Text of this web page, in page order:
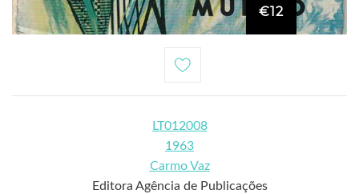
€12
LT012008
1963
Carmo Vaz
Editora Agência de Publicações